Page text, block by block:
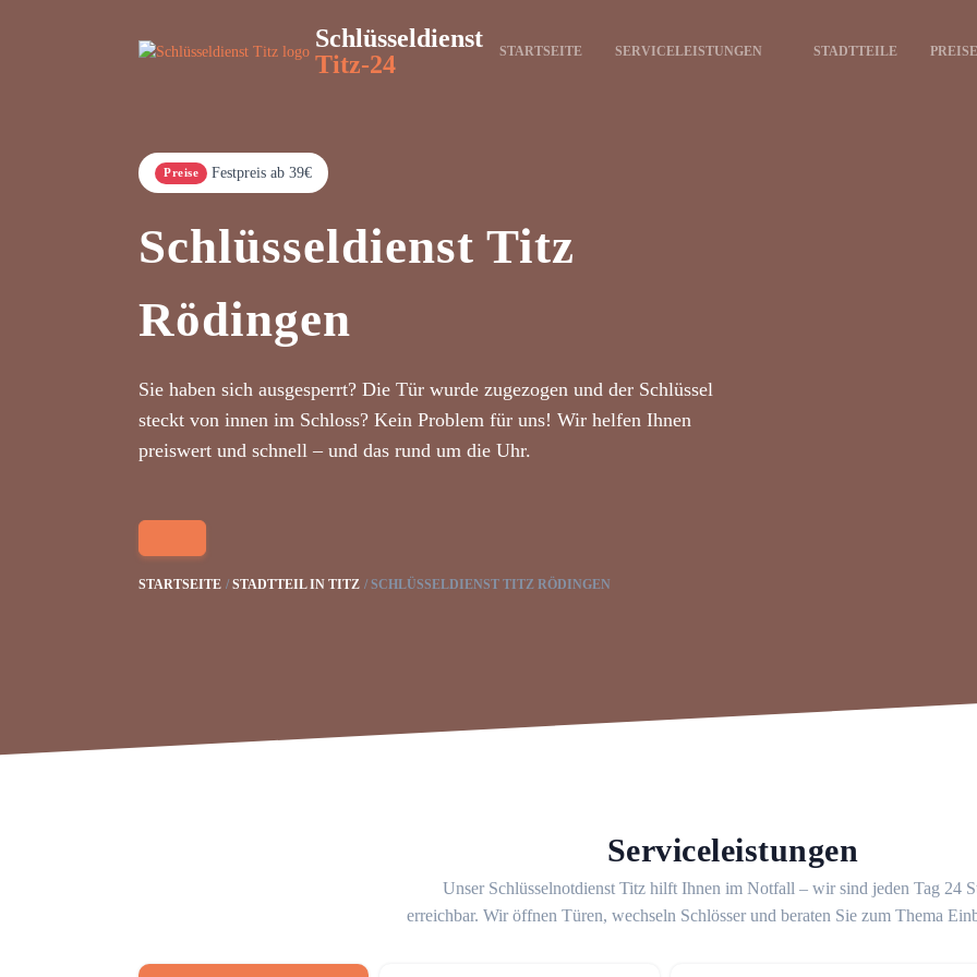
Schlüsseldienst
Titz-24
STARTSEITE SERVICELEISTUNGEN STADTTEILE PREISE
Preise Festpreis ab 39€
Schlüsseldienst Titz
Rödingen
Sie haben sich ausgesperrt? Die Tür wurde zugezogen und der Schlüssel
steckt von innen im Schloss? Kein Problem für uns! Wir helfen Ihnen
preiswert und schnell – und das rund um die Uhr.
STARTSEITE STADTTEIL IN TITZ SCHLÜSSELDIENST TITZ RÖDINGEN
Serviceleistungen
Unser Schlüsselnotdienst Titz hilft Ihnen im Notfall – wir sind jeden Tag 24
erreichbar. Wir öffnen Türen, wechseln Schlösser und beraten Sie zum Thema